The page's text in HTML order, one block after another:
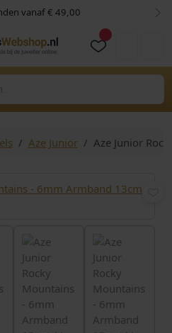
vanaf € 49,00
Aze Junior Aze Junior